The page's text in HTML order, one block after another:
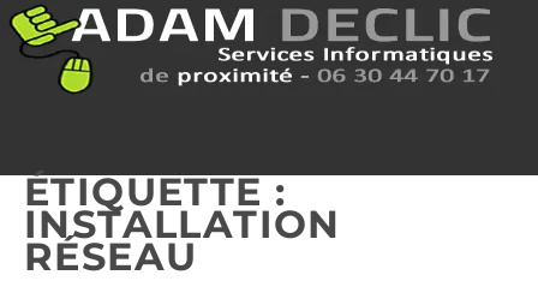
ÉTIQUETTE :
INSTALLATION
RÉSEAU